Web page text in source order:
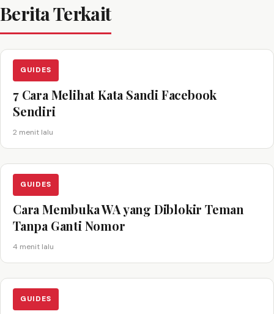
Berita Terkait
GUIDES
7 Cara Melihat Kata Sandi Facebook
Sendiri
2 menit lalu
GUIDES
Cara Membuka WA yang Diblokir Teman
Tanpa Ganti Nomor
4 menit lalu
GUIDES